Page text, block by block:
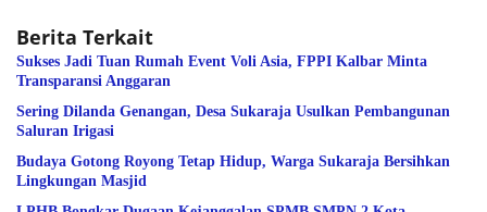
Berita Terkait
Sukses Jadi Tuan Rumah Event Voli Asia, FPPI Kalbar Minta
Transparansi Anggaran
Sering Dilanda Genangan, Desa Sukaraja Usulkan Pembangunan
Saluran Irigasi
Budaya Gotong Royong Tetap Hidup, Warga Sukaraja Bersihkan
Lingkungan Masjid